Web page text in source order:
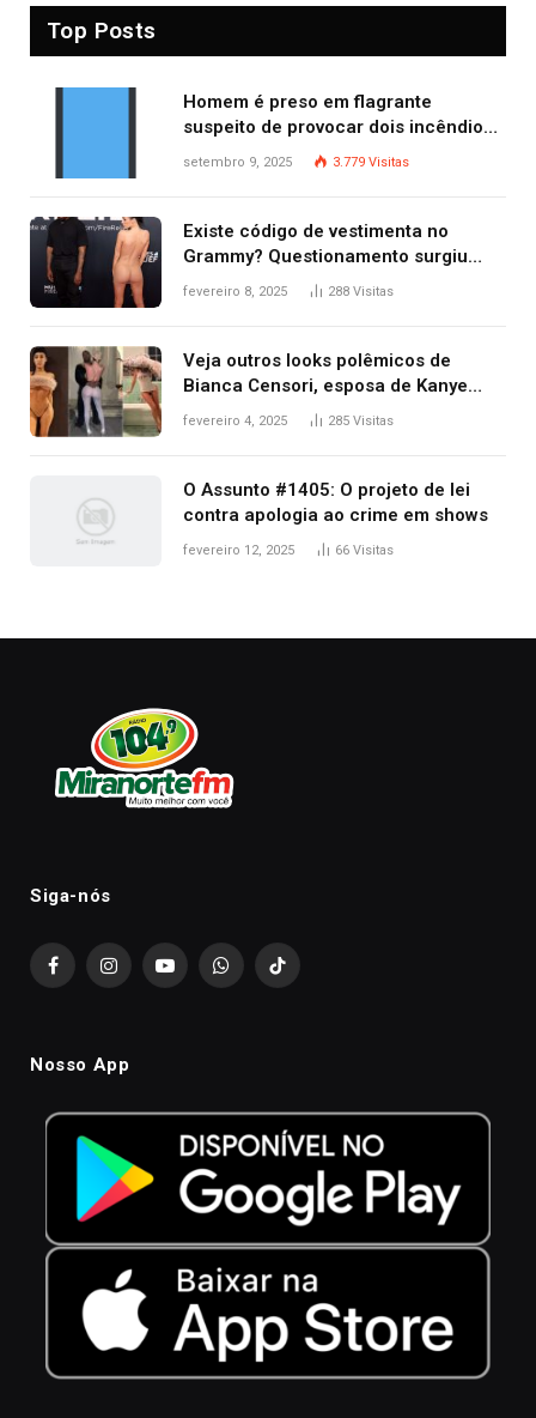
Top Posts
Homem é preso em flagrante
suspeito de provocar dois incêndios
criminosos no mesmo dia
setembro 9, 2025 3.779 Visitas
Existe código de vestimenta no
Grammy? Questionamento surgiu
após Bianca Censori, mulher de
fevereiro 8, 2025 288 Visitas
Veja outros looks polêmicos de
Bianca Censori, esposa de Kanye
West que apareceu nua no Grammy
fevereiro 4, 2025 285 Visitas
O Assunto #1405: O projeto de lei
contra apologia ao crime em shows
fevereiro 12, 2025 66 Visitas
Siga-nós
FacebookInstagramYouTubeWhatsAppTikTok
Nosso App